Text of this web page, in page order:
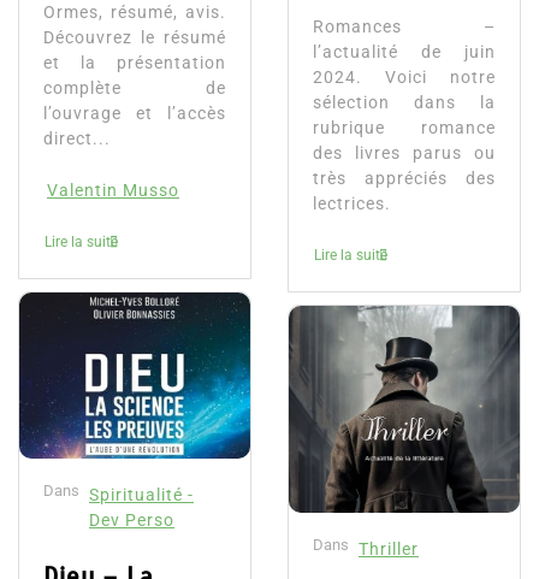
Ormes, résumé, avis.
Découvrez le résumé
et la présentation
complète de
l’ouvrage et l’accès
direct...
Valentin Musso
Lire la suite
Dans Spiritualité -
Dev Perso
Romances –
l’actualité de juin
2024. Voici notre
sélection dans la
rubrique romance
des livres parus ou
très appréciés des
lectrices.
Lire la suite
Dans Thriller